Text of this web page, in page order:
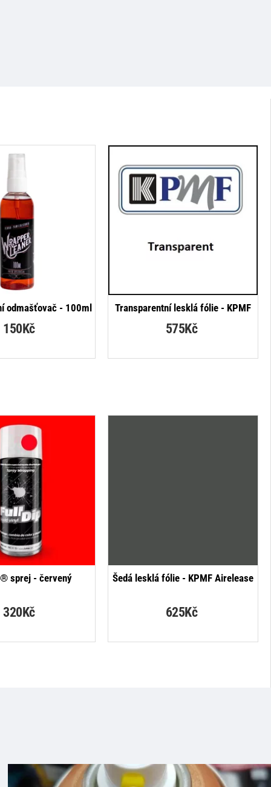
NOVINKA
odmašťovač - 100ml
150Kč
NEJPRODÁVANĚJŠÍ
Transparentní lesklá fólie - KPMF
575Kč
sprej - červený
320Kč
Šedá lesklá fólie - KPMF Airelease
625Kč